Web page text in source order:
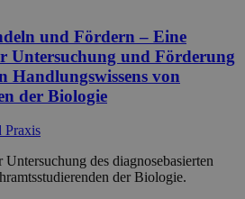
und Fördern – Eine
Untersuchung und Förderung
Handlungswissens von
der Biologie
Praxis
des diagnosebasierten
der Biologie.